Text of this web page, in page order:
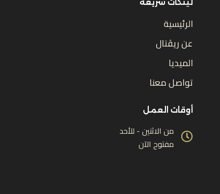
لينكات سريعة
الرئيسية
عن ريڤتال
الميديا
تواصل معنا
أوقات العمل
من الاثنين - للأحد
مفتوح الآن